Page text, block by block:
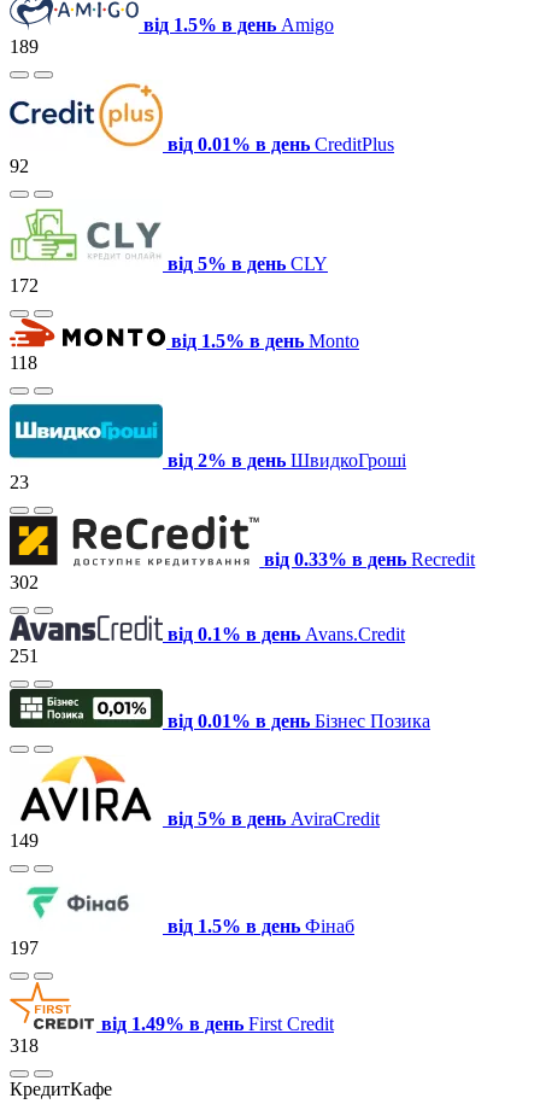
від 1.5% в день Amigo
189
від 0.01% в день CreditPlus
92
від 5% в день CLY
172
від 1.5% в день Monto
118
від 2% в день ШвидкоГроші
23
від 0.33% в день Recredit
302
від 0.1% в день Avans.Credit
251
від 0.01% в день Бізнес Позика
від 5% в день AviraCredit
149
від 1.5% в день Фінаб
197
від 1.49% в день First Credit
318
КредитКафе